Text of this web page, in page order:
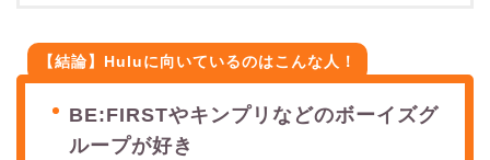
【結論】Huluに向いているのはこんな人！
BE:FIRSTやキンプリなどのボーイズグ
ループが好き